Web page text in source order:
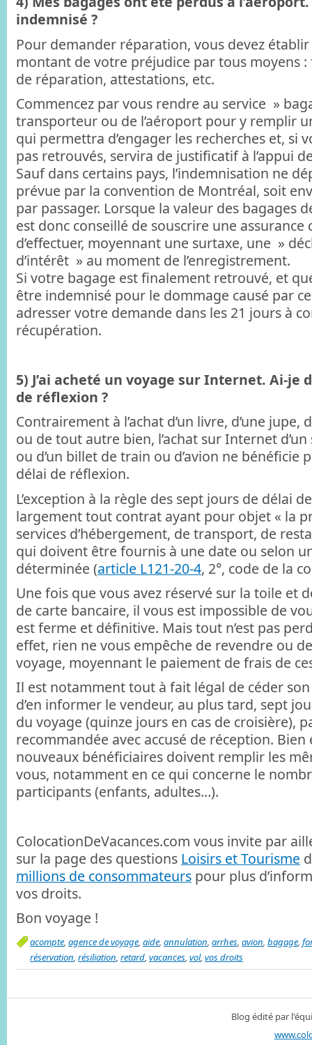
indemnisé ?
Pour demander réparation, vous devez établir
montant de votre préjudice par tous moyens :
de réparation, attestations, etc.
Commencez par vous rendre au service »
transporteur ou de l’aéroport pour y remplir
qui permettra d’engager les recherches et, si
pas retrouvés, servira de justificatif à l’appui
Sauf dans certains pays, l’indemnisation ne
prévue par la convention de Montréal, soit
par passager. Lorsque la valeur des bagages
est donc conseillé de souscrire une
d’effectuer, moyennant une surtaxe, une »
d’intérêt » au moment de l’enregistrement.
Si votre bagage est finalement retrouvé, et
être indemnisé pour le dommage causé par
adresser votre demande dans les 21 jours à
récupération.
5) J’ai acheté un voyage sur Internet. Ai-je
de réflexion ?
Contrairement à l’achat d’un livre, d’une jupe,
ou de tout autre bien, l’achat sur Internet
ou d’un billet de train ou d’avion ne bénéficie
délai de réflexion.
L’exception à la règle des sept jours de délai
largement tout contrat ayant pour objet « la
services d’hébergement, de transport, de
qui doivent être fournis à une date ou selon
déterminée (article L121-20-4, 2°, code de la
Une fois que vous avez réservé sur la toile et
de carte bancaire, il vous est impossible de
est ferme et définitive. Mais tout n’est pas
effet, rien ne vous empêche de revendre ou
voyage, moyennant le paiement de frais de
Il est notamment tout à fait légal de céder
d’en informer le vendeur, au plus tard, sept
du voyage (quinze jours en cas de croisière),
recommandée avec accusé de réception. Bien
nouveaux bénéficiaires doivent remplir les
vous, notamment en ce qui concerne le
participants (enfants, adultes…).
ColocationDeVacances.com vous invite par
sur la page des questions Loisirs et Tourisme
millions de consommateurs pour plus
vos droits.
Bon voyage !
acompte, agence de voyage, aide, annulation, arrhes, avion, bagage,
réservation, résiliation, retard, vacances, vol, vos droits
Blog édité par